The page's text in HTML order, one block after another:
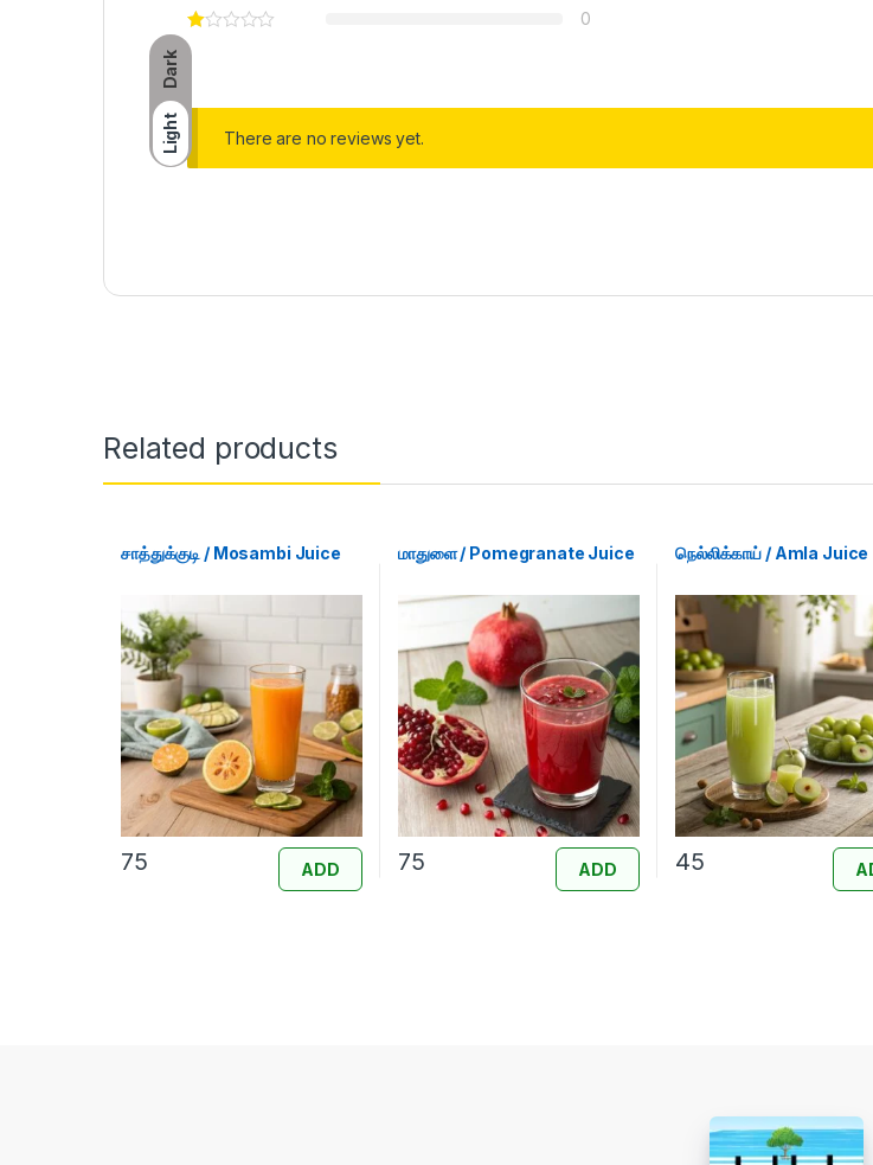
Dark
Light
0
There are no reviews yet.
Related products
சாத்துக்குடி / Mosambi Juice
75 ADD
மாதுளை / Pomegranate Juice
75 ADD
நெல்லிக்காய் / Amla Juice
45